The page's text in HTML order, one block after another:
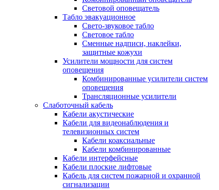
Световой оповещатель
Табло эвакуационное
Свето-звуковое табло
Световое табло
Сменные надписи, наклейки,
защитные кожухи
Усилители мощности для систем
оповещения
Комбинированные усилители систем
оповещения
Трансляционные усилители
Слаботочный кабель
Кабели акустические
Кабели для видеонаблюдения и
телевизионных систем
Кабели коаксиальные
Кабели комбинированные
Кабели интерфейсные
Кабели плоские лифтовые
Кабель для систем пожарной и охранной
сигнализации